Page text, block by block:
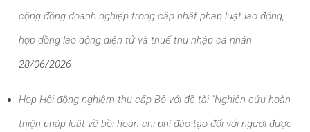
cộng đồng doanh nghiệp trong cập nhật pháp luật lao động,
hợp đồng lao động điện tử và thuế thu nhập cá nhân
28/06/2026
Họp Hội đồng nghiệm thu cấp Bộ với đề tài “Nghiên cứu hoàn
thiện pháp luật về bồi hoàn chi phí đào tạo đối với người được